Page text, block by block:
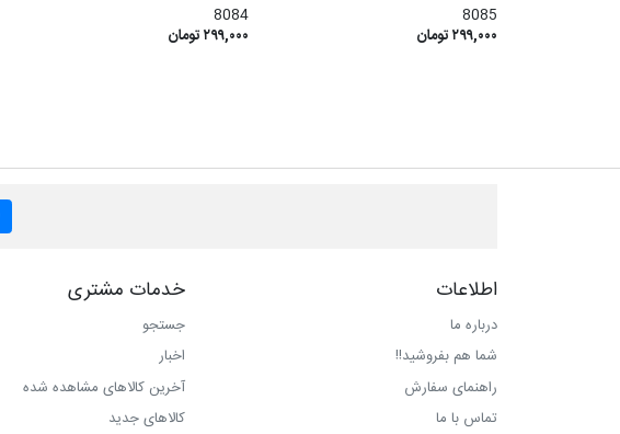
8085
۲۹۹,۰۰۰ تومان
8084
۲۹۹,۰۰۰ تومان
اطلاعات
درباره ما
شما هم بفروشید!!
راهنمای سفارش
تماس با ما
خدمات مشتری
جستجو
اخبار
آخرین کالاهای مشاهده شده
کالاهای جدید